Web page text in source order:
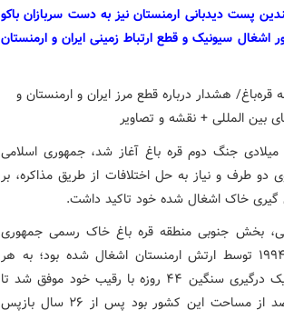
۴۹ نفر کشته و چندین پست دیدبانی ارمنستان نیز به دست سربازان باکو
اشغال سیونیک و قطع ارتباط زمینی ایران و ارمنستان
هنگامی که در اواخر سپتامبر سال ۲۰۲۰ میلادی جنگ دوم قره باغ آغاز شد، جمهوری اسلامی
طرف و نیاز به حل اختلافات از طریق مذاکره، بر
گیری خاک اشغال شده خود تاکید داشت.
بخش جنوبی منطقه قره باغ خاک رسمی جمهوری
آذربایجان محسوب می‌شد که در سال ۱۹۹۴ توسط ارتش ارمنستان اشغال شده بود؛ به هر
ترتیب ارتش جمهوری آذربایجان پس از یک درگیری سنگین ۴۴ روزه با رقیب خود موفق شد تا
کلیه مناطق اشغالی را که معادل ۱۵ درصد از مساحت این کشور بود پس از ۲۶ سال بازپس